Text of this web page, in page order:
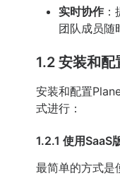
实时协作
团队成员随
1.2 安装和配
安装和配置
式进行：
1.2.1 使用SaaS
最简单的方式是